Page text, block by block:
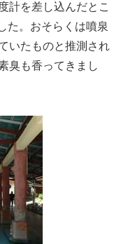
計を差し込んだとこ
た。おそらくは噴泉
いたものと推測され
臭も香ってきまし